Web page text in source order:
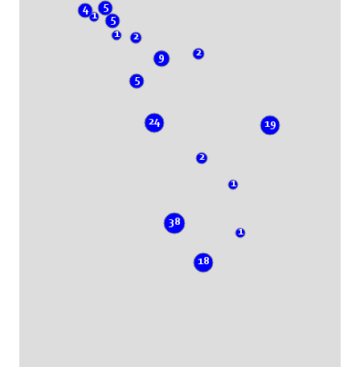
1
1
4 5
5
2
18
2
19
38
9
5
1
24
1
2